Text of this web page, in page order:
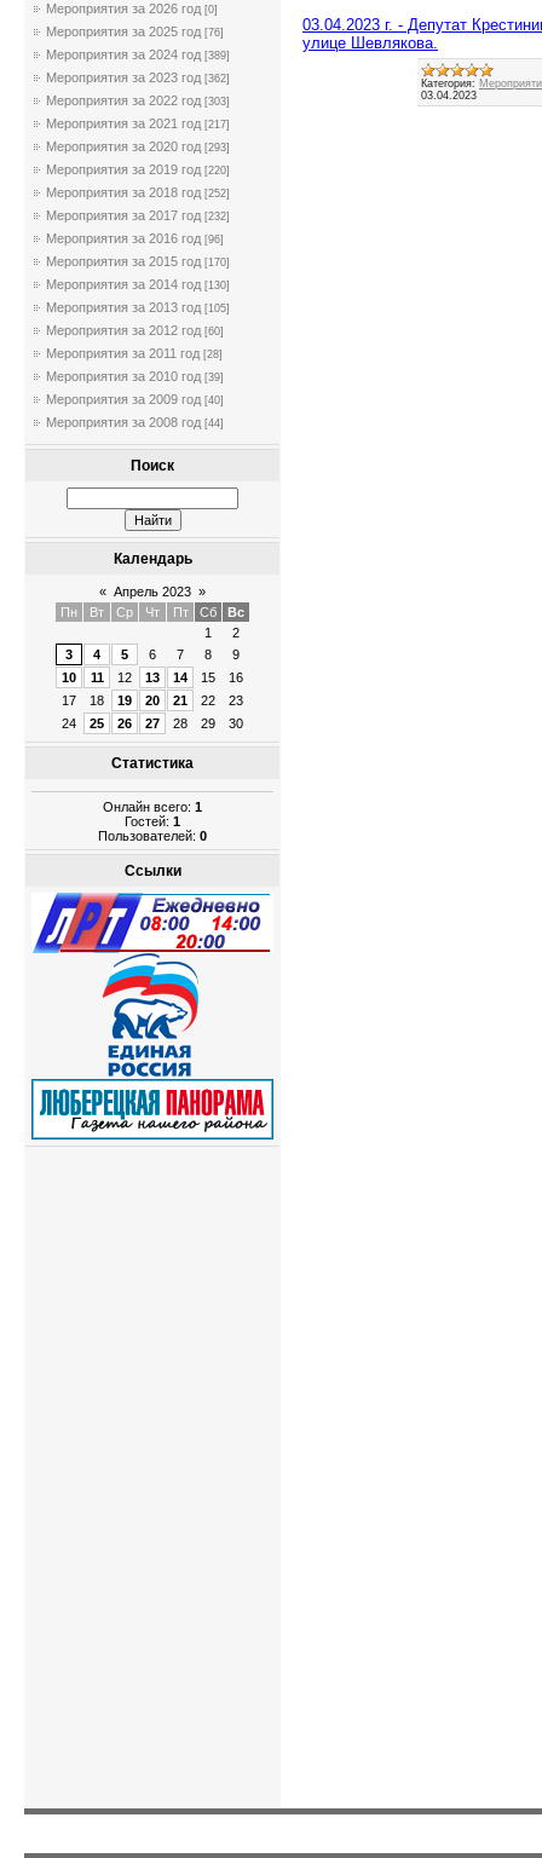
Мероприятия за 2026 год [0]
Мероприятия за 2025 год [76]
Мероприятия за 2024 год [389]
Мероприятия за 2023 год [362]
Мероприятия за 2022 год [303]
Мероприятия за 2021 год [217]
Мероприятия за 2020 год [293]
Мероприятия за 2019 год [220]
Мероприятия за 2018 год [252]
Мероприятия за 2017 год [232]
Мероприятия за 2016 год [96]
Мероприятия за 2015 год [170]
Мероприятия за 2014 год [130]
Мероприятия за 2013 год [105]
Мероприятия за 2012 год [60]
Мероприятия за 2011 год [28]
Мероприятия за 2010 год [39]
Мероприятия за 2009 год [40]
Мероприятия за 2008 год [44]
Поиск
Календарь
« Апрель 2023 »
Пн
Вт Ср Чт Пт Сб
Вс
1
2
3
4 5 6 7 8
9
10
11 12 13 14 15
16
17
18 19 20 21 22
23
24
25 26 27 28 29 30
Статистика
Онлайн всего: 1
Гостей: 1
Пользователей: 0
Ссылки
03.04.2023 г. - Депутат
улице Шевлякова.
Категория:
03.04.2023